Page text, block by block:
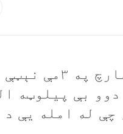
د سعودي عربستان
بې پیلوټه
له امله یې د